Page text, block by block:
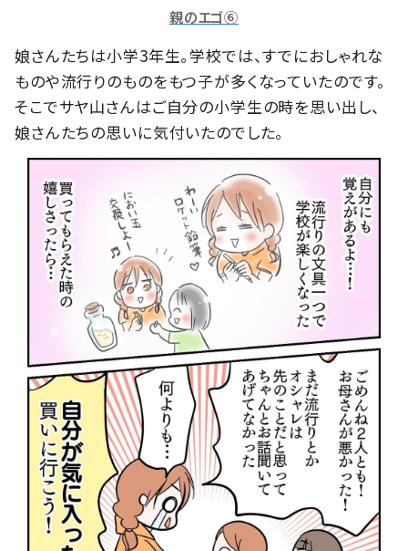
親のエゴ⑥
娘さんたちは小学3年生。学校では、すでにおしゃれな
ものや流行りのものをもつ子が多くなっていたのです。
そこでサヤ山さんはご自分の小学生の時を思い出し、
娘さんたちの思いに気付いたのでした。